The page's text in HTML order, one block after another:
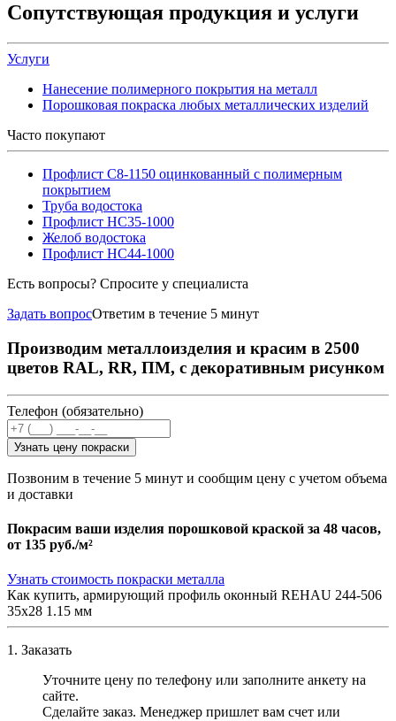
Сопутствующая продукция и услуги
Услуги
Нанесение полимерного покрытия на металл
Порошковая покраска любых металлических изделий
Часто покупают
Профлист С8-1150 оцинкованный с полимерным
покрытием
Труба водостока
Профлист НС35-1000
Желоб водостока
Профлист НС44-1000
Есть вопросы? Спросите у специалиста
Задать вопросОтветим в течение 5 минут
Производим металлоизделия и красим в 2500
цветов RAL, RR, ПМ, с декоративным рисунком
Телефон (обязательно)
Узнать цену покраски
Позвоним в течение 5 минут и сообщим цену с учетом объема
и доставки
Покрасим ваши изделия порошковой краской за 48 часов,
от 135 руб./м²
Узнать стоимость покраски металла
Как купить, армирующий профиль оконный REHAU 244-506
35х28 1.15 мм
1. Заказать
Уточните цену по телефону или заполните анкету на
сайте.
Сделайте заказ. Менеджер пришлет вам счет или